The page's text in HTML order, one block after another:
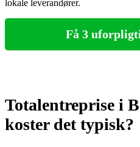
lokale leverandører.
Få 3
Totalentreprise i
koster det typisk?